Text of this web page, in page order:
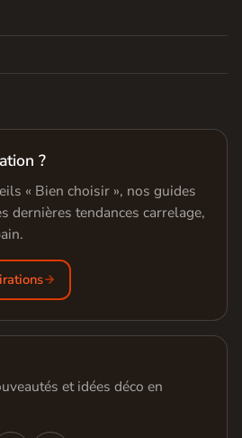
?
« Bien choisir », nos guides
dernières tendances carrelage,
et idées déco en